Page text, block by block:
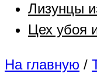
Лизунцы
Цех убоя
На главную /